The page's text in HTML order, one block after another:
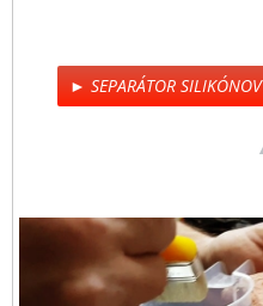
► SEPARÁTOR